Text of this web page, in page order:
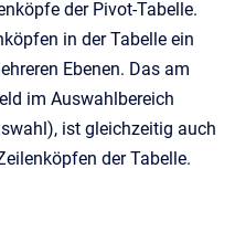
der Pivot-Tabelle.
in der Tabelle ein
Ebenen. Das am
im Auswahlbereich
ist gleichzeitig auch
der Tabelle.